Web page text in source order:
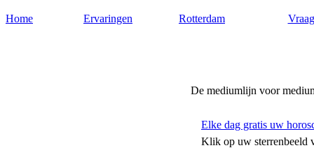
Home Ervaringen Rotterdam
De mediumlijn voor
Elke dag gratis uw
Klik op uw sterrenbeeld